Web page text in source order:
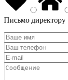
Письмо директору